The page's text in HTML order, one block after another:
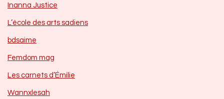
Inanna Justice
L’école des arts sadiens
bdsaime
Femdom mag
Les carnets d’Émilie
Wannxlesah